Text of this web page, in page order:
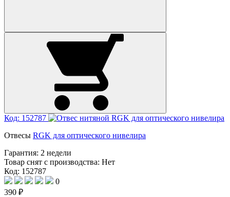
Код: 152787
Отвесы RGK для оптического нивелира
Гарантия: 2 недели
Товар снят с производства: Нет
Код: 152787
0
390 ₽